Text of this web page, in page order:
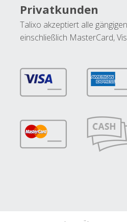
Privatkunden
Talixo akzeptiert alle
einschließlich MasterCard,